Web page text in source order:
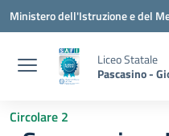
Vai ai contenuti
Vai al menu di navigazione
Vai al footer
Ministero dell'Istruzione e del
Liceo Statale
Pascasino -
Circolare 2